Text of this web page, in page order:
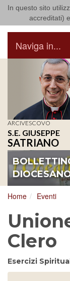
In questo sito
accreditati)
Naviga in...
ARCIVESCOVO
S.E. GIUSEPPE
SATRIANO
8/17/2026
Conferenza
Pugliese
Home Eventi
Clero
Esercizi